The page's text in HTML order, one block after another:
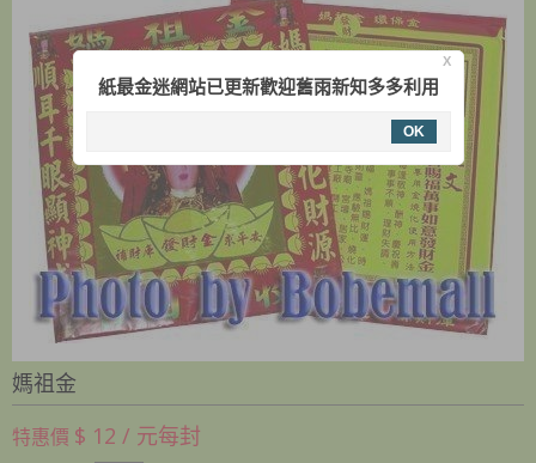
媽祖金
特惠價 $ 12 / 元每封
X
紙最金迷網站已更新歡迎舊雨新知多多利用
OK